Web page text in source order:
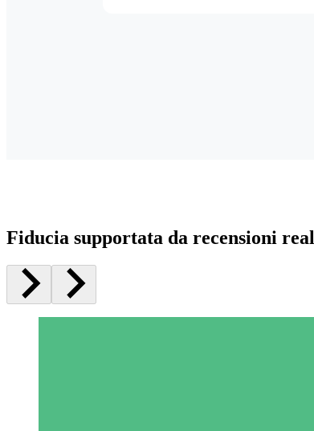
Fiducia supportata da recensioni